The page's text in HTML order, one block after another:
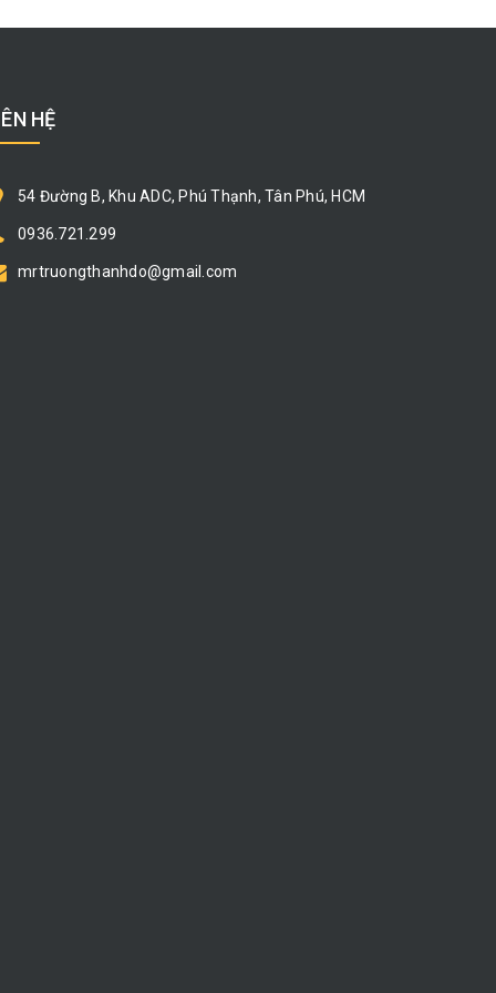
HỆ
54 Đường B, Khu ADC, Phú Thạnh, Tân Phú, HCM
0936.721.299
mrtruongthanhdo@gmail.com